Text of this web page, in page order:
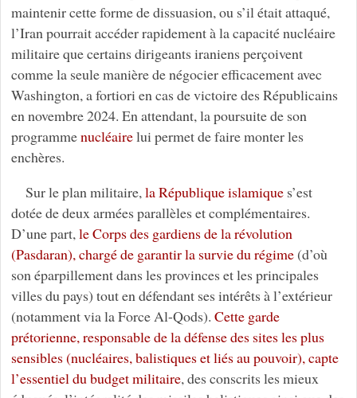
maintenir cette forme de dissuasion, ou s’il était attaqué,
l’Iran pourrait accéder rapidement à la capacité nucléaire
militaire que certains dirigeants iraniens perçoivent
comme la seule manière de négocier efficacement avec
Washington, a fortiori en cas de victoire des Républicains
en novembre 2024. En attendant, la poursuite de son
programmenucléairelui permet de faire monter les
enchères.
Sur le plan militaire,la République islamiques’est
dotée de deux armées parallèles et complémentaires.
D’une part,le Corps des gardiens de la révolution
(Pasdaran), chargé de garantir la survie du régime(d’où
son éparpillement dans les provinces et les principales
villes du pays) tout en défendant ses intérêts à l’extérieur
(notamment via la Force Al-Qods). Cette garde
prétorienne, responsable de la défense des sites les plus
sensibles (nucléaires, balistiques et liés au pouvoir), capte
l’essentiel du budget militaire, des conscrits les mieux